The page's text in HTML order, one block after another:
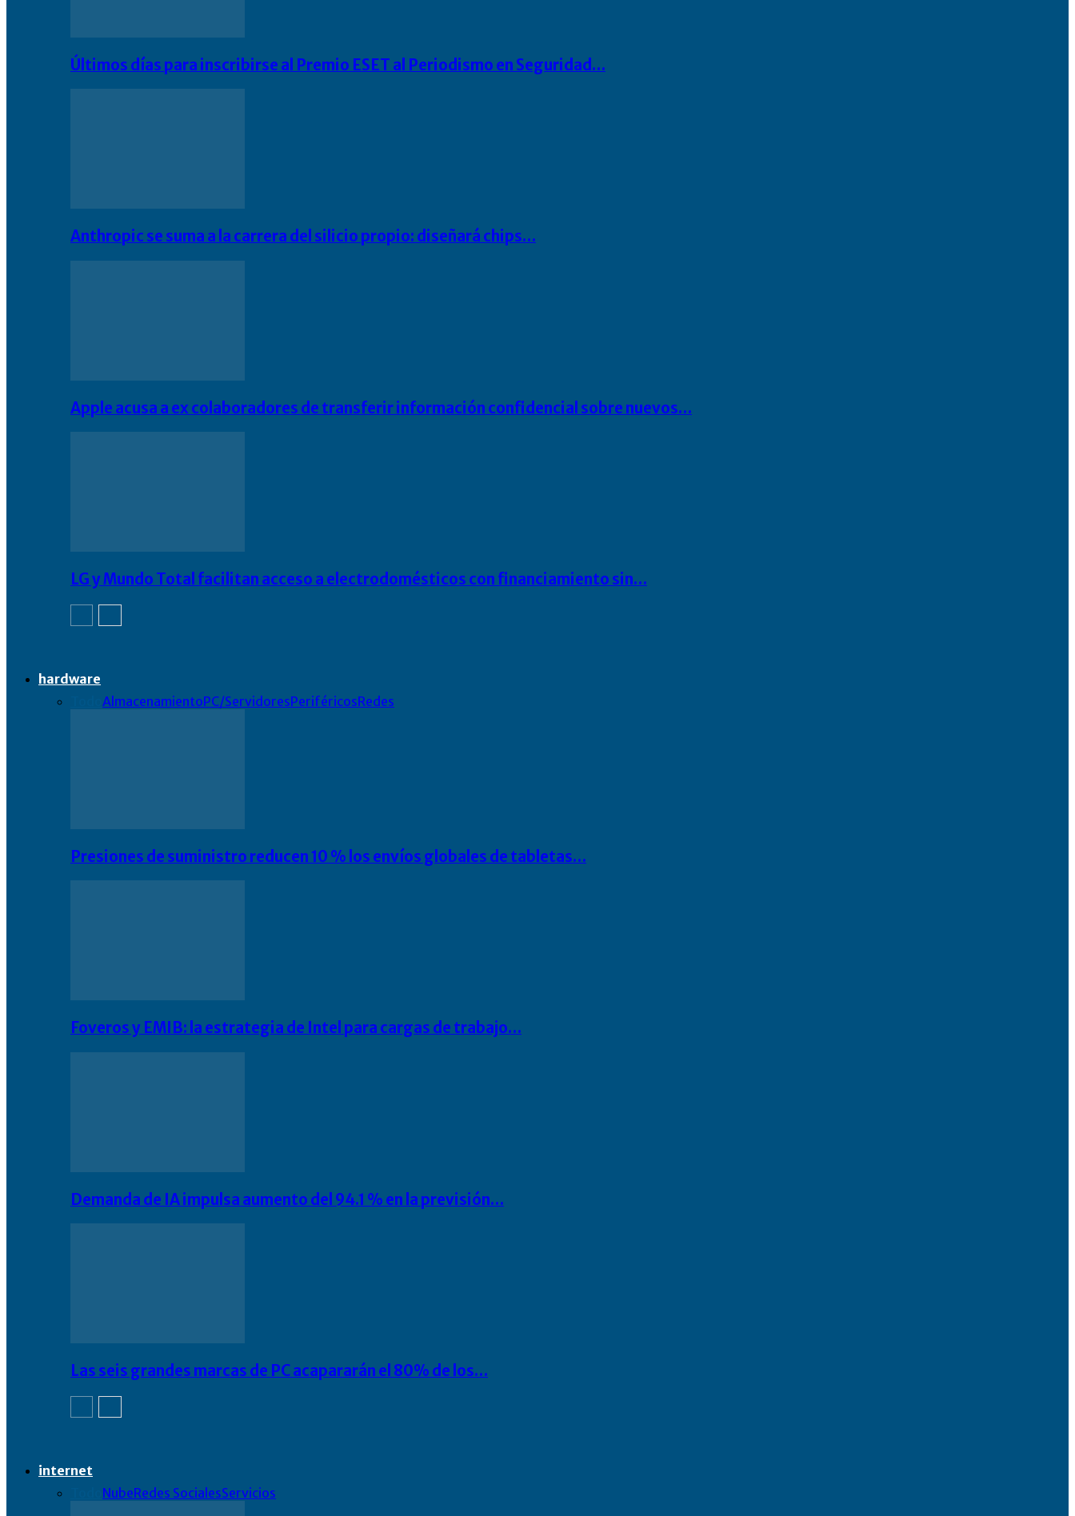
Últimos días para inscribirse al Premio ESET al Periodismo en Seguridad…
Anthropic se suma a la carrera del silicio propio: diseñará chips…
Apple acusa a ex colaboradores de transferir información confidencial sobre nuevos…
LG y Mundo Total facilitan acceso a electrodomésticos con financiamiento sin…
hardware
AlmacenamientoPC/ServidoresPeriféricosRedes
Presiones de suministro reducen 10 % los envíos globales de tabletas…
Foveros y EMIB: la estrategia de Intel para cargas de trabajo…
Demanda de IA impulsa aumento del 94.1 % en la previsión…
Las seis grandes marcas de PC acapararán el 80% de los…
internet
NubeRedes SocialesServicios